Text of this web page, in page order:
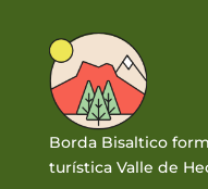
Borda Bisaltico
turística Valle de